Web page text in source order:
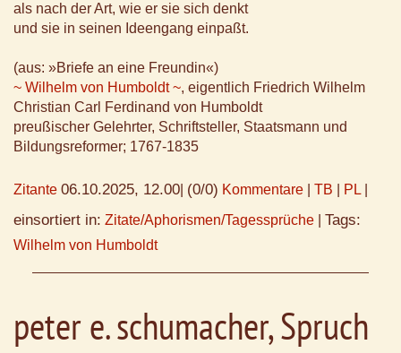
als nach der Art, wie er sie sich denkt
und sie in seinen Ideengang einpaßt.
(aus: »Briefe an eine Freundin«)
~ Wilhelm von Humboldt ~, eigentlich Friedrich Wilhelm
Christian Carl Ferdinand von Humboldt
preußischer Gelehrter, Schriftsteller, Staatsmann und
Bildungsreformer; 1767-1835
Zitante 06.10.2025, 12.00 (0/0) Kommentare TB PL
einsortiert in: Zitate/Aphorismen/Tagessprüche Tags:
Wilhelm von Humboldt
peter e. schumacher, Spruch